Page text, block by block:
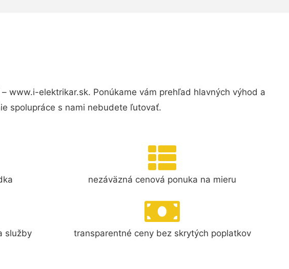
www.i-elektrikar.sk. Ponúkame vám prehľad hlavných výhod a
spolupráce s nami nebudete ľutovať.
nezáväzná cenová ponuka na mieru
služby transparentné ceny bez skrytých poplatkov